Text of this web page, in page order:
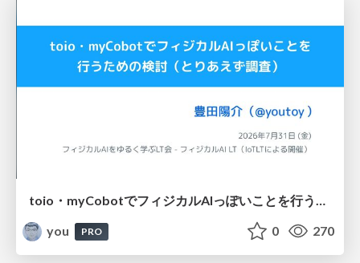
toio・myCobotでフィジカルAIっぽいことを行うための検討（とりあえず調査） / フィジカルAI LT（IoTLTによる開催）
you
PRO 0 270